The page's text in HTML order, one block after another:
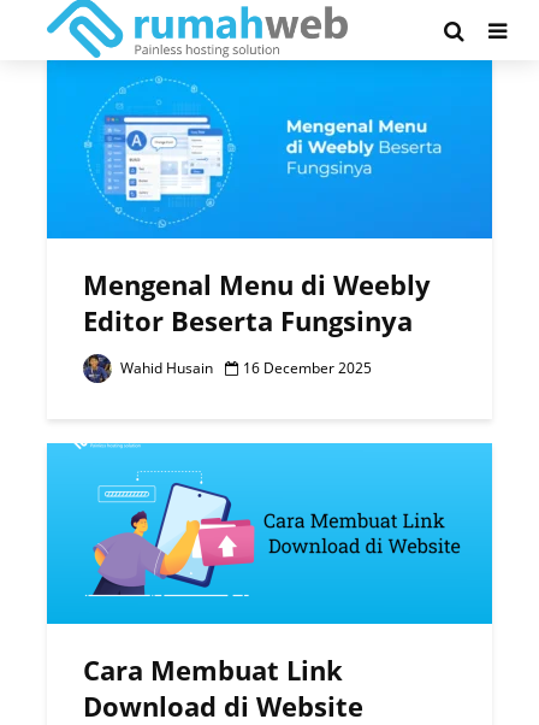
Tag - panduan weebly
Mengenal Menu di Weebly
Editor Beserta Fungsinya
Wahid Husain 16 December 2025
Cara Membuat Link
Download di Website